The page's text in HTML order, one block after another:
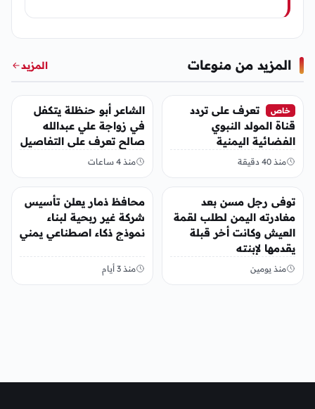
المزيد من منوعات المزيد
منوعات
خاص
تعرف على تردد
قناة المولد النبوي
الفضائية اليمنية
منذ 40 دقيقة
منوعات
الشاعر أبو حنظلة يتكفل
في زواجة علي عبدالله
صالح تعرف على التفاصيل
منذ 4 ساعات
منوعات
توفى رجل مسن بعد
مغادرته اليمن لطلب لقمة
العيش وكانت أخر قبلة
يقدمها لإبنته
منذ يومين
منوعات
محافظ ذمار يعلن تأسيس
شركة غير ربحية لبناء
نموذج ذكاء اصطناعي يمني
منذ 3 أيام